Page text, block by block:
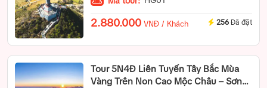
2.880.000 VNĐ / Khách 256 Đã đặt
Tour 5N4Đ Liên Tuyến Tây Bắc Mùa
Vàng Trên Non Cao Mộc Châu – Sơn